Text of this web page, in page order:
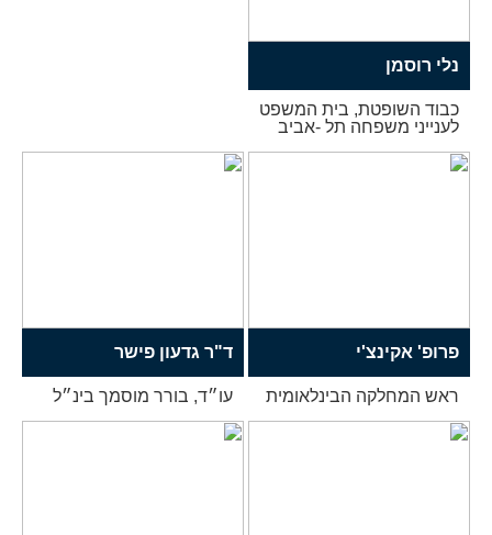
נלי רוסמן
כבוד השופטת, בית המשפט
לענייני משפחה תל -אביב
פרופ' אקינצ'י
ראש המחלקה הבינלאומית
ד"ר גדעון פישר
עו״ד, בורר מוסמך בינ״ל